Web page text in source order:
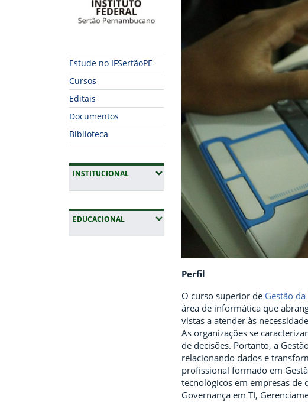
Estude no IFSertãoPE
Cursos
Editais
Documentos
Biblioteca
INSTITUCIONAL(EXPANDIR SUBMENUS)
EDUCACIONAL(EXPANDIR SUBMENUS)
Perfil
O curso superior de Gestão
área de informática que
vistas a atender às
As organizações se
de decisões. Portanto, a
relacionando dados e
profissional formado em
tecnológicos em empresas de
Governança em TI,